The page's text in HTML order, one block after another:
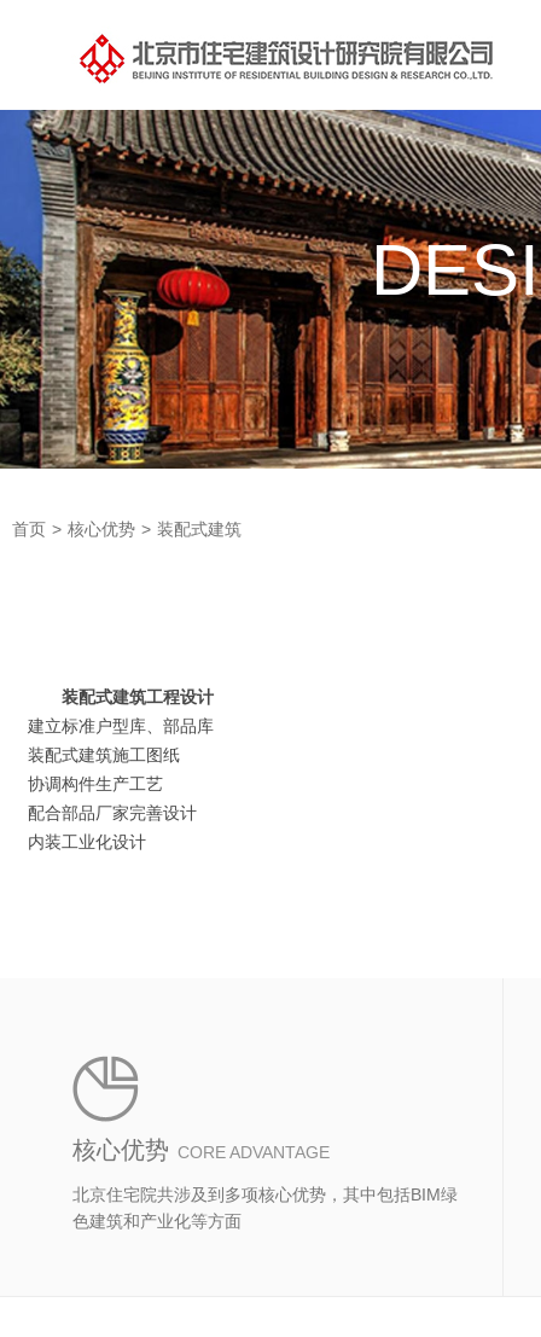
首页 > 核心优势 > 装配式建筑
装配式建筑工程设计
建立标准户型库、部品库
装配式建筑施工图纸
协调构件生产工艺
配合部品厂家完善设计
内装工业化设计
核心优势 CORE ADVANTAGE
北京住宅院共涉及到多项核心优势，其中包括BIM绿
色建筑和产业化等方面